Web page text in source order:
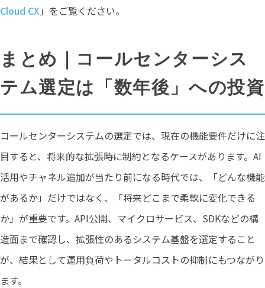
Cloud CX 」をご覧ください。
まとめ｜コールセンターシス
テム選定は「数年後」への投資
コールセンターシステムの選定では、現在の機能要件だけに注
目すると、将来的な拡張時に制約となるケースがあります。AI
活用やチャネル追加が当たり前になる時代では、「どんな機能
があるか」だけではなく、「将来どこまで柔軟に変化できる
か」が重要です。API公開、マイクロサービス、SDKなどの構
造面まで確認し、拡張性のあるシステム基盤を選定すること
が、結果として運用負荷やトータルコストの抑制にもつながり
ます。